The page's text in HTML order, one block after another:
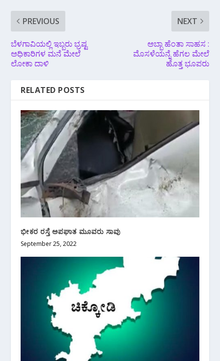
PREVIOUS
ಬೆಳಗಾವಿಯಲ್ಲಿ ಇಬ್ಬರು ಭ್ರಷ್ಟ
ಅಧಿಕಾರಿಗಳ ಮನೆ ಮೇಲೆ‌
ಲೋಕಾ ದಾಳಿ
NEXT
ಅಬ್ಬಾ ಹೆಂತಾ ಸಾಹಸ :
ಮೊಸಳೆಯನ್ನೆ ಹೆಗಲ ಮೇಲೆ
ಹೊತ್ತ ಭೂಪರು
RELATED POSTS
ಭೀಕರ ರಸ್ತೆ ಅಪಘಾತ ಮೂವರು ಸಾವು
September 25, 2022